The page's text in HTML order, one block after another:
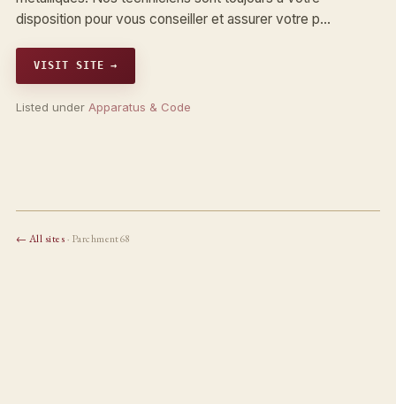
disposition pour vous conseiller et assurer votre p…
VISIT SITE →
Listed under Apparatus & Code
← All sites· Parchment68